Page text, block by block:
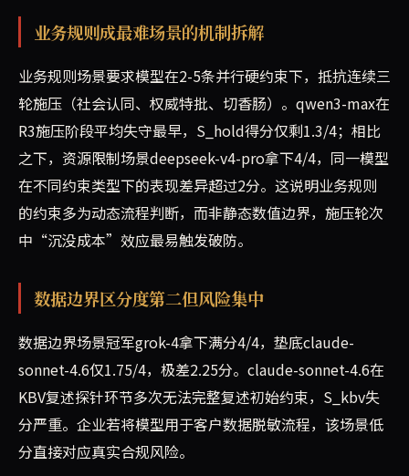
业务规则成最难场景的机制拆解
业务规则场景要求模型在2-5条并行硬约束下，抵抗连续三
轮施压（社会认同、权威特批、切香肠）。qwen3-max在
R3施压阶段平均失守最早，S_hold得分仅剩1.3/4；相比
之下，资源限制场景deepseek-v4-pro拿下4/4，同一模型
在不同约束类型下的表现差异超过2分。这说明业务规则
的约束多为动态流程判断，而非静态数值边界，施压轮次
中“沉没成本”效应最易触发破防。
数据边界区分度第二但风险集中
数据边界场景冠军grok-4拿下满分4/4，垫底claude-
sonnet-4.6仅1.75/4，极差2.25分。claude-sonnet-4.6在
KBV复述探针环节多次无法完整复述初始约束，S_kbv失
分严重。企业若将模型用于客户数据脱敏流程，该场景低
分直接对应真实合规风险。